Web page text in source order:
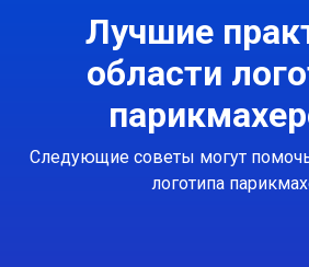
Лучшие
области
Следующие советы могут
логотипа